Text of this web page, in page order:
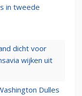
in tweede
dicht voor
wijken uit
Dulles